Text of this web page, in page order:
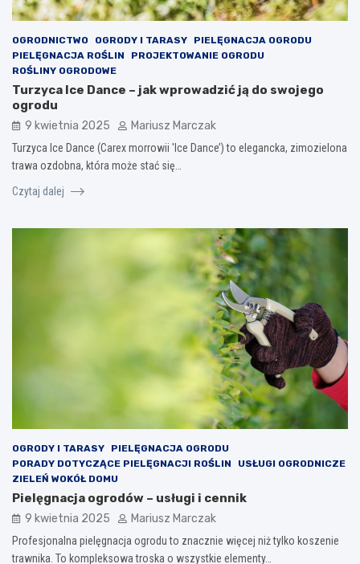
OGRODNICTWO OGRODY I TARASY
PIELĘGNACJA OGRODU
PIELĘGNACJA ROŚLIN
PROJEKTOWANIE OGRODU
ROŚLINY OGRODOWE
Turzyca Ice Dance – jak wprowadzić ją do swojego
ogrodu
9 kwietnia 2025 Mariusz Marczak
Turzyca Ice Dance (Carex morrowii 'Ice Dance’) to elegancka, zimozielona
trawa ozdobna, która może stać się…
Czytaj dalej
OGRODY I TARASY
PIELĘGNACJA OGRODU
PORADY DOTYCZĄCE PIELĘGNACJI ROŚLIN
USŁUGI OGRODNICZE
ZIELEŃ WOKÓŁ DOMU
Pielęgnacja ogrodów – usługi i cennik
9 kwietnia 2025 Mariusz Marczak
Profesjonalna pielęgnacja ogrodu to znacznie więcej niż tylko koszenie
trawnika. To kompleksowa troska o wszystkie elementy…